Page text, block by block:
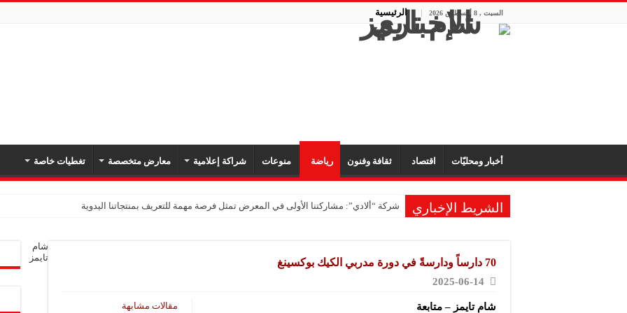
السبت , 8 أغسطس 2026 الرئيسية
أخبار ومحليّات اقتصاد ثقافة وفنون رياضة منوعات شراكة إعلامية معارض متخصصة تغطيات خاصة
الشريط الإخباري شركة “ألادي”: مشاركتنا الأولى في المعرض تمثل فرصة مهمة للتعريف بمنتجاتنا اليدوية
مشروع “رونق مهنا”: المعارض فرصة لتعريف المستهلك بالمنتجات المحلية ودعم المشاريع الصغيرة
70 دارساً ودارسةً في دورة مدربي الكيك بوكسينغ
2025-06-14
مقالات مشابهة شام تايمز – متابعة
شام
تايمز